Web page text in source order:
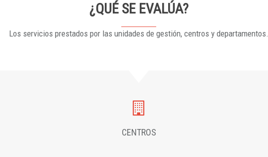
¿QUÉ SE EVALÚA?
Los servicios prestados por las unidades de gestión, centros y departamentos.
CENTROS